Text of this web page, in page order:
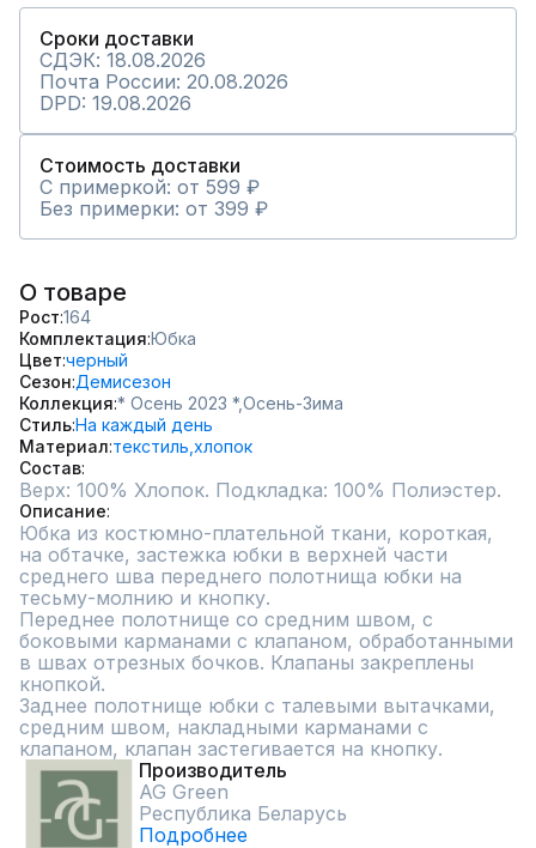
Сроки доставки
СДЭК: 18.08.2026
Почта России: 20.08.2026
DPD: 19.08.2026
Стоимость доставки
С примеркой: от 599 ₽
Без примерки: от 399 ₽
О товаре
Рост 164
Комплектация Юбка
Цвет черный
Сезон Демисезон
Коллекция * Осень 2023 *,Осень-Зима
СтильНа каждый день
Материал текстиль, хлопок
Состав
Верх: 100% Хлопок. Подкладка: 100% Полиэстер.
Описание
Юбка из костюмно-плательной ткани, короткая,
на обтачке, застежка юбки в верхней части
среднего шва переднего полотнища юбки на
тесьму-молнию и кнопку.
Переднее полотнище со средним швом, с
боковыми карманами с клапаном, обработанными
в швах отрезных бочков. Клапаны закреплены
кнопкой.
Заднее полотнище юбки с талевыми вытачками,
средним швом, накладными карманами с
клапаном, клапан застегивается на кнопку.
Производитель
AG Green
Республика Беларусь
Подробнее